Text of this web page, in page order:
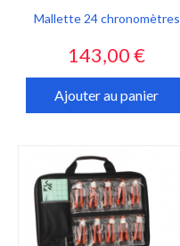
Mallette 24 chronomètres
Prix
143,00 €
Ajouter au panier